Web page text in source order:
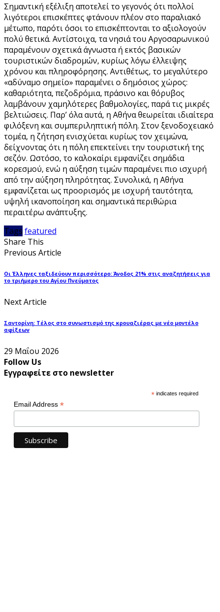
Σημαντική εξέλιξη αποτελεί το γεγονός ότι πολλοί
λιγότεροι επισκέπτες φτάνουν πλέον στο παραλιακό
μέτωπο, παρότι όσοι το επισκέπτονται το αξιολογούν
πολύ θετικά. Αντίστοιχα, τα νησιά του Αργοσαρωνικού
παραμένουν σχετικά άγνωστα ή εκτός βασικών
τουριστικών διαδρομών, κυρίως λόγω έλλειψης
χρόνου και πληροφόρησης. Αντιθέτως, το μεγαλύτερο
«αδύναμο σημείο» παραμένει ο δημόσιος χώρος:
καθαριότητα, πεζοδρόμια, πράσινο και θόρυβος
λαμβάνουν χαμηλότερες βαθμολογίες, παρά τις μικρές
βελτιώσεις. Παρ’ όλα αυτά, η Αθήνα θεωρείται ιδιαίτερα
φιλόξενη και συμπεριληπτική πόλη. Στον ξενοδοχειακό
τομέα, η ζήτηση ενισχύεται κυρίως τον χειμώνα,
δείχνοντας ότι η πόλη επεκτείνει την τουριστική της
σεζόν. Ωστόσο, το καλοκαίρι εμφανίζει σημάδια
κορεσμού, ενώ η αύξηση τιμών παραμένει πιο ισχυρή
από την αύξηση πληρότητας. Συνολικά, η Αθήνα
εμφανίζεται ως προορισμός με ισχυρή ταυτότητα,
υψηλή ικανοποίηση και σημαντικά περιθώρια
περαιτέρω ανάπτυξης.
Tags featured
Share This
Previous Article
Οι Έλληνες ταξιδεύουν περισσότερο: Άνοδος 21% στις αναζητήσεις για
το τριήμερο του Αγίου Πνεύματος
Next Article
Σαντορίνη: Τέλος στο συνωστισμό της κρουαζιέρας με νέο μοντέλο
αφίξεων
29 Μαΐου 2026
Follow Us
Εγγραφείτε στο newsletter
* indicates required
Email Address *